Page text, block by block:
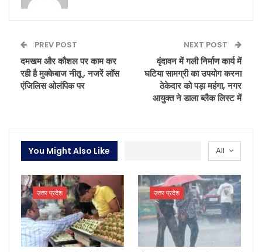
PREV POST
दमखम और कौशल पर काम कर
रही है मुक्केबाज नीतू , नजरें लॉस
एंजिलिस ओलंपिक पर
NEXT POST
वृंदावन में गली निर्माण कार्य में
घटिया सामग्री का उपयोग करना
ठेकेदार को पड़ा महंगा, नगर
आयुक्त ने डाला ब्लैक लिस्ट में
All
You Might Also Like
उत्तर प्रदेश उत्तर प्रदेश